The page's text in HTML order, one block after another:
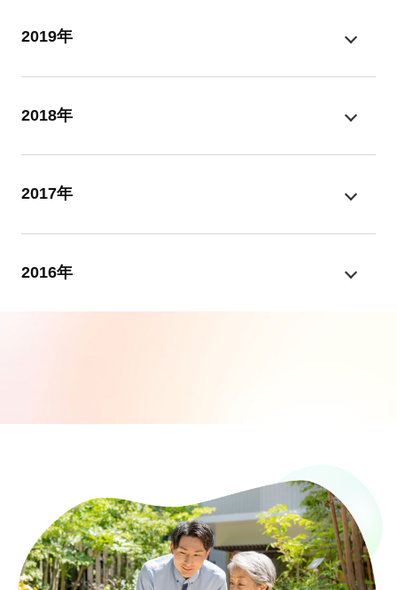
2019年
2018年
2017年
2016年